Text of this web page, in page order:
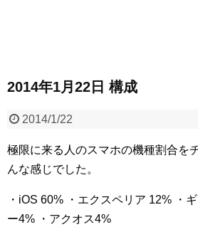
2014年1月22日 構成
2014/1/22
極限に来る人のスマホの機種割合を
んな感じでした。
・iOS 60% ・エクスペリア 12% ・
ー4% ・アクオス4%